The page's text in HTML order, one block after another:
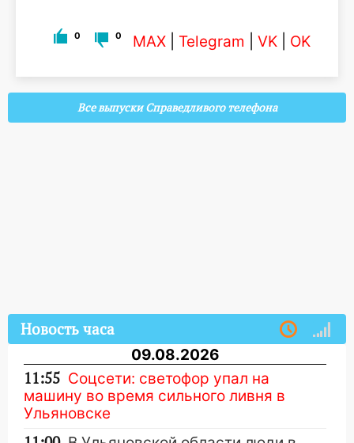
0 0 MAX Telegram VK OK
Все выпуски Справедливого телефона
Новость часа
09.08.2026
11:55 Соцсети: светофор упал на
машину во время сильного ливня в
Ульяновске